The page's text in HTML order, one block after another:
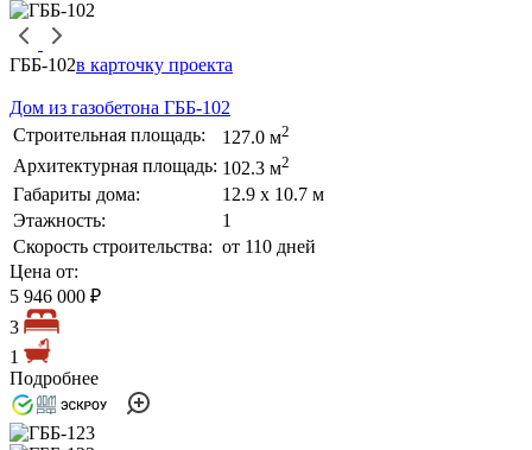
ГББ-102в карточку проекта
Дом из газобетона ГББ-102
Строительная площадь:
127.0 м2
Архитектурная площадь: 102.3 м2
Габариты дома:
12.9 х 10.7 м
Этажность:
1
Скорость строительства: от 110 дней
Цена от:
5 946 000 ₽
3
1
Подробнее